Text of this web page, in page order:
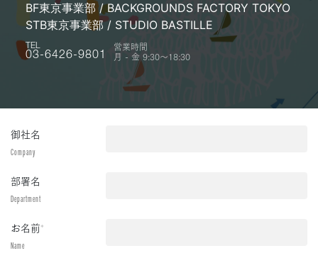
BF東京事業部 / BACKGROUNDS FACTORY TOKYO
STB東京事業部 / STUDIO BASTILLE
TEL
03-6426-9801
営業時間
月 - 金 9:30〜18:30
御社名
Company
部署名
Department
お名前*
Name